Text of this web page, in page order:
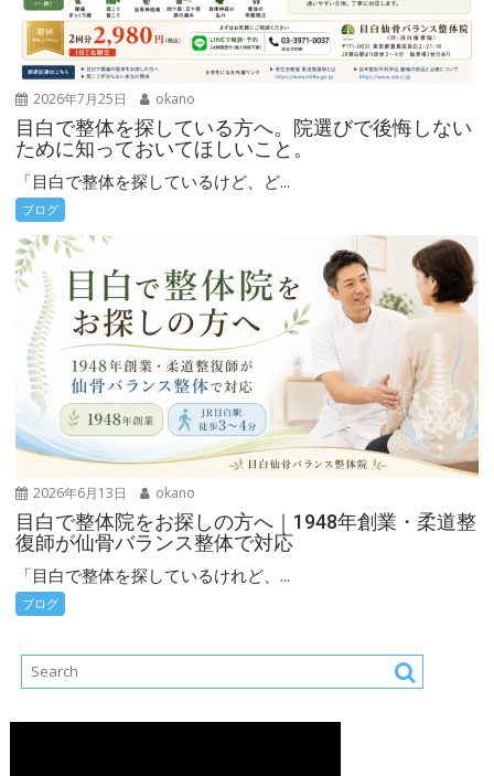
2026年7月25日 okano
目白で整体を探している方へ。院選びで後悔しない
ために知っておいてほしいこと。
「目白で整体を探しているけど、ど...
ブログ
2026年6月13日 okano
目白で整体院をお探しの方へ｜1948年創業・柔道整
復師が仙骨バランス整体で対応
「目白で整体を探しているけれど、...
ブログ